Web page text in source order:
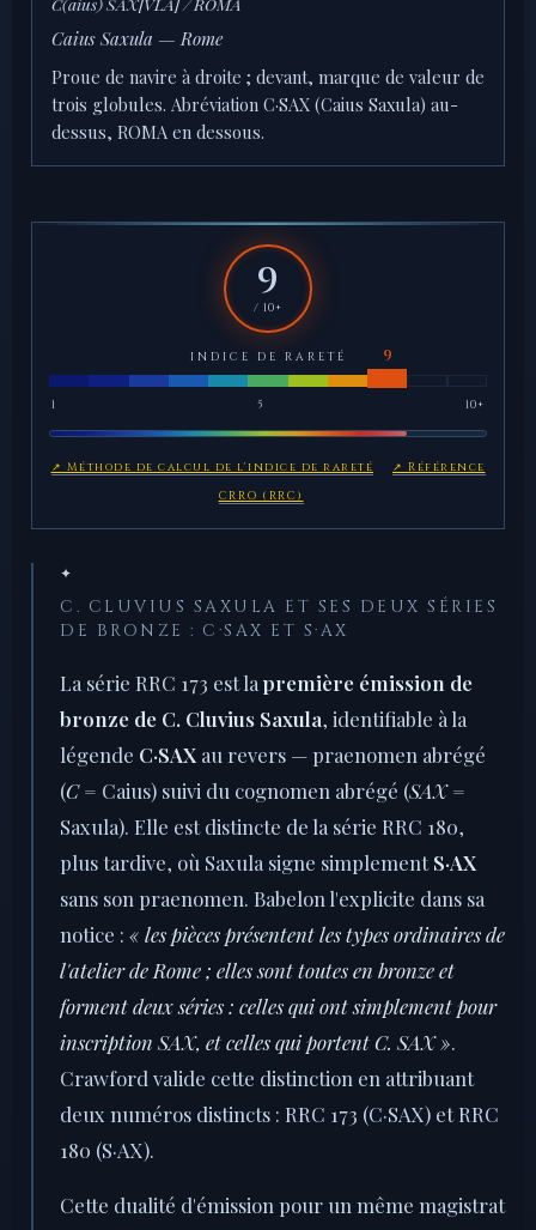
Caius Saxula — Rome
Proue de navire à droite ; devant, marque de valeur de
trois globules. Abréviation C·SAX (Caius Saxula) au-
dessus, ROMA en dessous.
9
/ 10+
INDICE DE RARETÉ
1 5 10+
↗ Méthode de calcul de l'indice de rareté
↗ Référence
CRRO (RRC)
✦
C. CLUVIUS SAXULA ET SES DEUX SÉRIES
DE BRONZE : C·SAX ET S·AX
La série RRC 173 est la première émission de
bronze de C. Cluvius Saxula, identifiable à la
légende C·SAX au revers — praenomen abrégé
(C= Caius) suivi du cognomen abrégé (SAX=
Saxula). Elle est distincte de la série RRC 180,
plus tardive, où Saxula signe simplementS·AX
sans son praenomen. Babelon l'explicite dans sa
notice : « les pièces présentent les types ordinaires de
l'atelier de Rome ; elles sont toutes en bronze et
forment deux séries : celles qui ont simplement pour
inscription SAX, et celles qui portent C. SAX ».
Crawford valide cette distinction en attribuant
deux numéros distincts : RRC 173 (C·SAX) et RRC
180 (S·AX).
Cette dualité d'émission pour un même magistrat